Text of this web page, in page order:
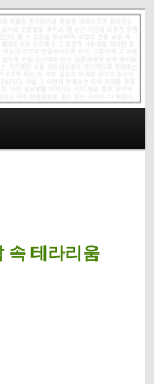
속 테라리움